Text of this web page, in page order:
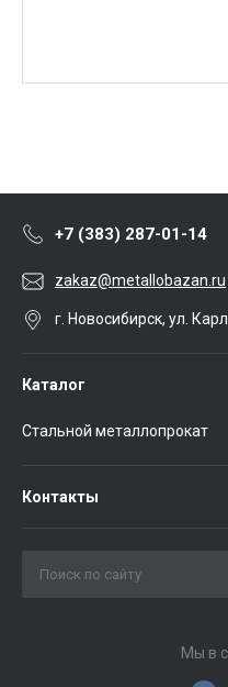
+7 (383) 287-01-14
zakaz@metallobazan.ru
г. Новосибирск, ул.
Каталог
Стальной металлопрокат
Контакты
Мы в